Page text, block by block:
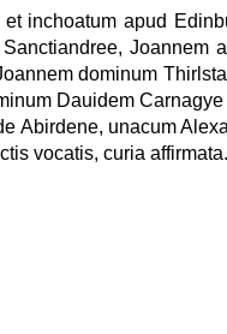
inchoatum apud
Joannem
dominum
Dauidem
Abirdene, unacum
vocatis, curia affirmata.